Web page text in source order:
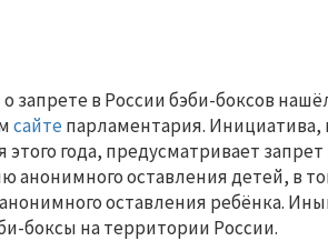
запрете в России бэби-боксов
сайте парламентария. Инициатива,
года, предусматривает
анонимного оставления детей, в
оставления ребёнка.
боксы на территории России.